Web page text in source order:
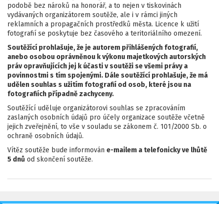
podobě bez nároků na honorář, a to nejen v tiskovinách
vydávaných organizátorem soutěže, ale i v rámci jiných
reklamních a propagačních prostředků města. Licence k užití
fotografií se poskytuje bez časového a teritoriálního omezení.
Soutěžící prohlašuje, že je autorem přihlášených fotografií,
anebo osobou oprávněnou k výkonu majetkových autorských
práv opravňujících jej k účasti v soutěži se všemi právy a
povinnostmi s tím spojenými. Dále soutěžící prohlašuje, že má
udělen souhlas s užitím fotografií od osob, které jsou na
fotografiích případně zachyceny.
Soutěžící uděluje organizátorovi souhlas se zpracováním
zaslaných osobních údajů pro účely organizace soutěže včetně
jejich zveřejnění, to vše v souladu se zákonem č. 101/2000 Sb. o
ochraně osobních údajů.
Vítěz soutěže bude informován e-mailem a telefonicky ve lhůtě
5 dnů od skončení soutěže.